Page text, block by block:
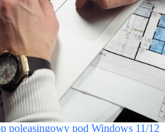
poleasingowy pod Windows 11/12